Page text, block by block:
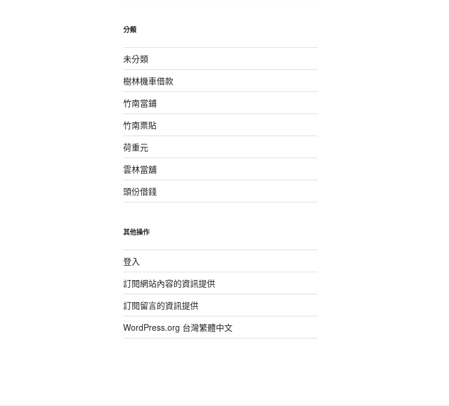
分類
未分類
樹林機車借款
竹南當鋪
竹南票貼
荷重元
雲林當舖
頭份借錢
其他操作
登入
訂閱網站內容的資訊提供
訂閱留言的資訊提供
WordPress.org 台灣繁體中文